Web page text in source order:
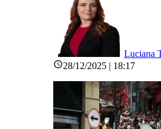
Luciana
28/12/2025 | 18:17